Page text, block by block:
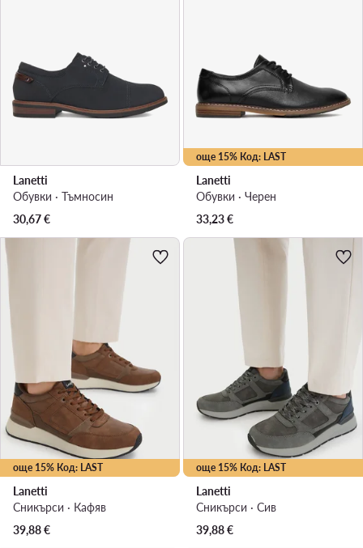
Lanetti
Обувки · Тъмносин
30,67€
още 15% Код: LAST
Lanetti
Обувки · Черен
33,23€
още 15% Код: LAST
Lanetti
Сникърси · Кафяв
39,88€
още 15% Код: LAST
Lanetti
Сникърси · Сив
39,88€